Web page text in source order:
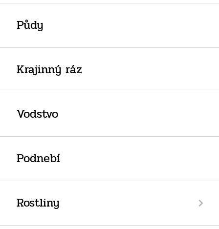
Půdy
Krajinný ráz
Vodstvo
Podnebí
Rostliny